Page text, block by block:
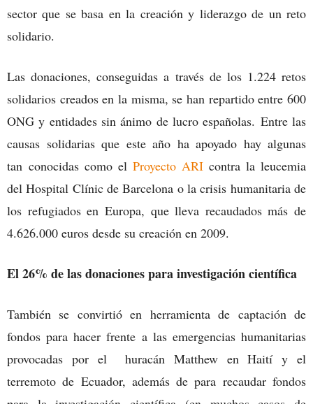
sector que se basa en la creación y liderazgo de un reto
solidario.
Las donaciones, conseguidas a través de los 1.224 retos
solidarios creados en la misma, se han repartido entre 600
ONG y entidades sin ánimo de lucro españolas. Entre las
causas solidarias que este año ha apoyado hay algunas
tan conocidas como el Proyecto ARI contra la leucemia
del Hospital Clínic de Barcelona o la crisis humanitaria de
los refugiados en Europa, que lleva recaudados más de
4.626.000 euros desde su creación en 2009.
El 26% de las donaciones para investigación científica
También se convirtió en herramienta de captación de
fondos para hacer frente a las emergencias humanitarias
provocadas por el huracán Matthew en Haití y el
terremoto de Ecuador, además de para recaudar fondos